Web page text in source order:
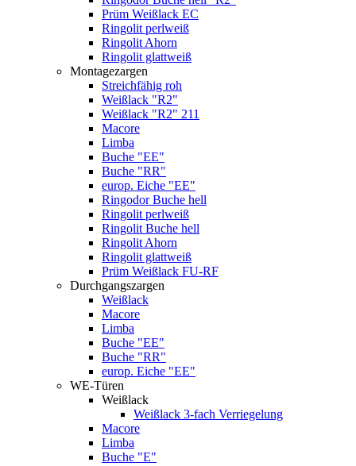
Prüm Weißlack EC
Ringolit perlweiß
Ringolit Ahorn
Ringolit glattweiß
Montagezargen
Streichfähig roh
Weißlack "R2"
Weißlack "R2" 211
Macore
Limba
Buche "EE"
Buche "RR"
europ. Eiche "EE"
Ringodor Buche hell
Ringolit perlweiß
Ringolit Buche hell
Ringolit Ahorn
Ringolit glattweiß
Prüm Weißlack FU-RF
Durchgangszargen
Weißlack
Macore
Limba
Buche "EE"
Buche "RR"
europ. Eiche "EE"
WE-Türen
Weißlack
Weißlack 3-fach Verriegelung
Macore
Limba
Buche "E"